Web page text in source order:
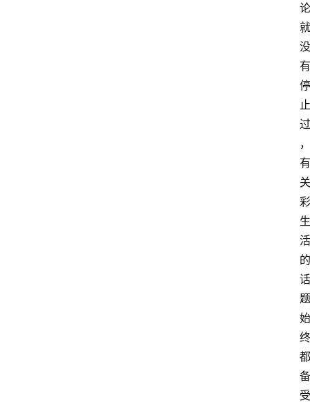
论
就
没
有
停
止
过
，
有
关
彩
生
活
的
话
题
始
终
都
备
受